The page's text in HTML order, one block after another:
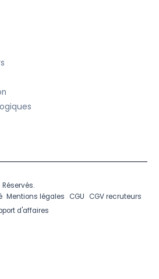
Mentions légales CGU CGV recruteurs
d'affaires